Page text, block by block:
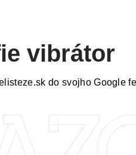
vibrátor
do svojho Google